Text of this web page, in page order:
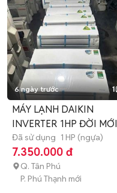
6 ngày trước 1
MÁY LẠNH DAIKIN
INVERTER 1HP ĐỜI MỚI
Đã sử dụng 1 HP (ngựa)
7.350.000 đ
Q. Tân Phú
P. Phú Thạnh mới